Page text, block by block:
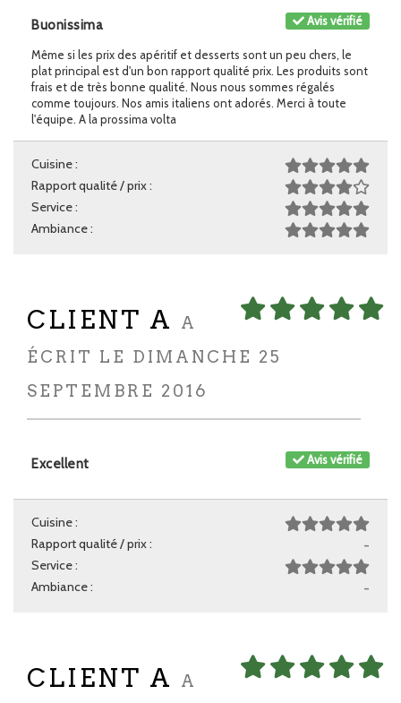
Avis vérifié
Buonissima
Même si les prix des apéritif et desserts sont un peu chers, le
plat principal est d'un bon rapport qualité prix. Les produits sont
frais et de très bonne qualité. Nous nous sommes régalés
comme toujours. Nos amis italiens ont adorés. Merci à toute
l'équipe. A la prossima volta
Cuisine :
Rapport qualité / prix :
Service :
Ambiance :
CLIENT A
A
ÉCRIT LE DIMANCHE 25
SEPTEMBRE 2016
Avis vérifié
Excellent
Cuisine :
-
Rapport qualité / prix :
Service :
-
Ambiance :
CLIENT A
A